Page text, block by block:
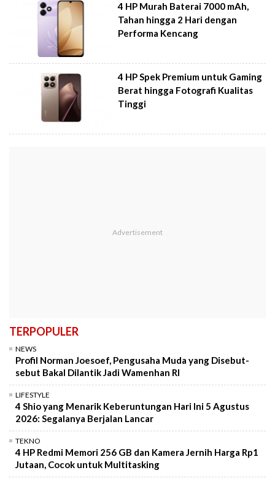
4 HP Murah Baterai 7000 mAh,
Tahan hingga 2 Hari dengan
Performa Kencang
4 HP Spek Premium untuk Gaming
Berat hingga Fotografi Kualitas
Tinggi
TERPOPULER
NEWS
Profil Norman Joesoef, Pengusaha Muda yang Disebut-
sebut Bakal Dilantik Jadi Wamenhan RI
LIFESTYLE
4 Shio yang Menarik Keberuntungan Hari Ini 5 Agustus
2026: Segalanya Berjalan Lancar
TEKNO
4 HP Redmi Memori 256 GB dan Kamera Jernih Harga Rp1
Jutaan, Cocok untuk Multitasking